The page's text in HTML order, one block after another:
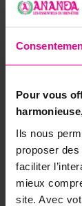
Pour vous
Ils nous
proposer
faciliter
mieux
site. Avec